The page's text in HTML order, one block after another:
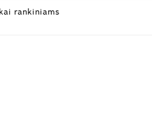
rankiniams